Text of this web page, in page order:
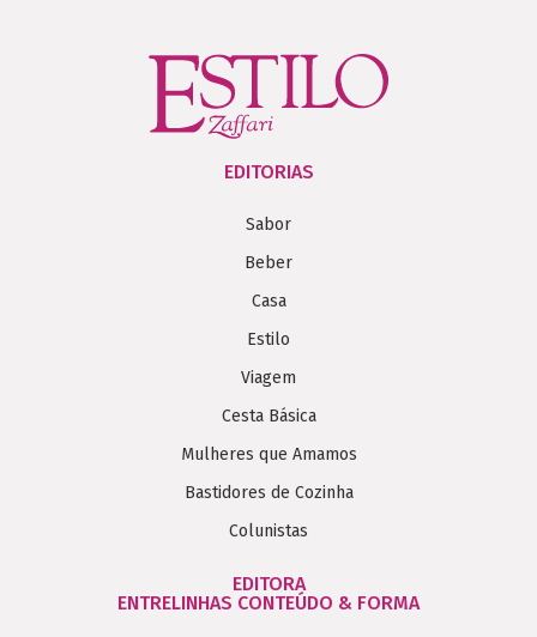
EDITORIAS
Sabor
Beber
Casa
Estilo
Viagem
Cesta Básica
Mulheres que Amamos
Bastidores de Cozinha
Colunistas
EDITORA
ENTRELINHAS CONTEÚDO & FORMA